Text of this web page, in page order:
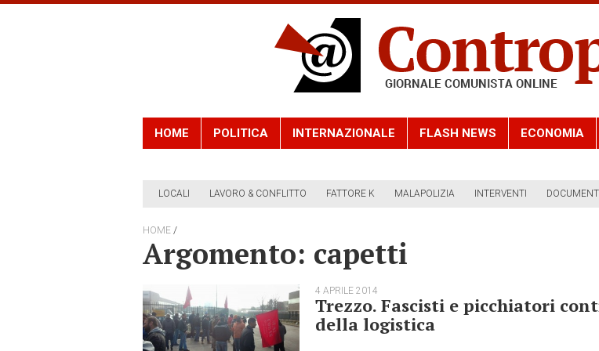
HOME POLITICA INTERNAZIONALE FLASH NEWS ECONOMIA
LOCALI LAVORO & CONFLITTO FATTORE K MALAPOLIZIA INTERVENTI DOCUMENTI
HOME /
Argomento: capetti
4 APRILE 2014
Trezzo. Fascisti e picchiatori
della logistica